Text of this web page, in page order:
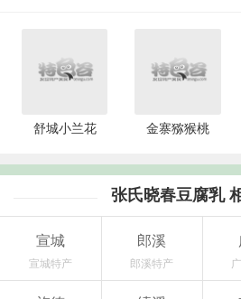
舒城小兰花 金寨猕猴桃
张氏晓春豆腐乳
宣城
宣城特产
郎溪
郎溪特产